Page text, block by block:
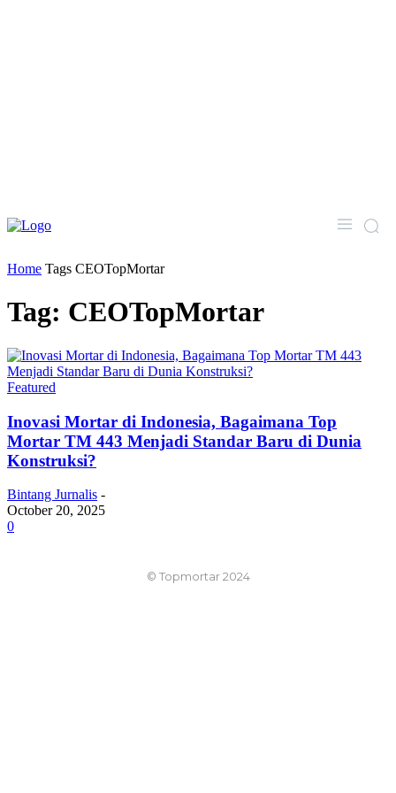
Home Tags CEOTopMortar
Tag: CEOTopMortar
Featured
Inovasi Mortar di Indonesia, Bagaimana Top
Mortar TM 443 Menjadi Standar Baru di Dunia
Konstruksi?
Bintang Jurnalis -
October 20, 2025
0
© Topmortar 2024